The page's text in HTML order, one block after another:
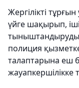
Жергілікті
үйге шақырып,
тыныштандыруды
полиция
талаптарына еш
жауапкершілікке